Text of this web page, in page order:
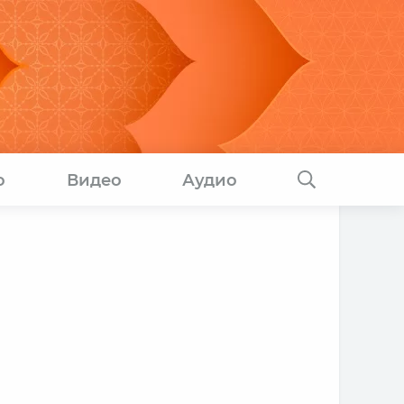
Видео Аудио